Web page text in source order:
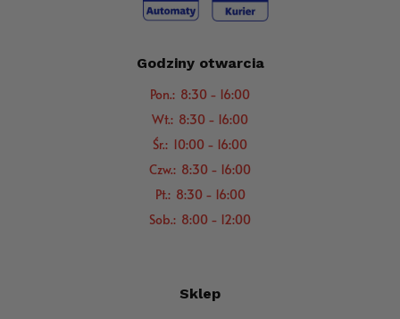
Godziny otwarcia
Pon.: 8:30 - 16:00
Wt.: 8:30 - 16:00
Śr.: 10:00 - 16:00
Czw.: 8:30 - 16:00
Pt.: 8:30 - 16:00
Sob.: 8:00 - 12:00
Sklep